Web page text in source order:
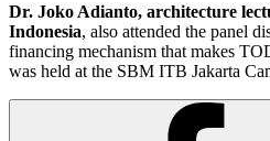
Dr. Joko Adianto, architecture
Indonesia, also attended the panel
financing mechanism that makes
was held at the SBM ITB Jakarta